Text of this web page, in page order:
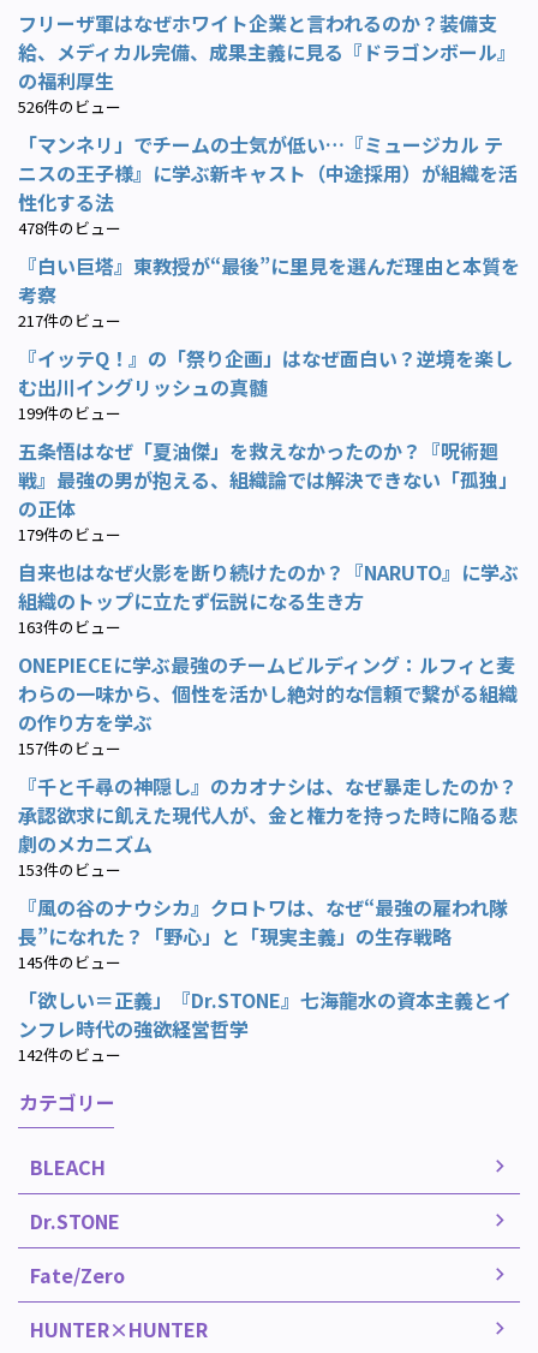
フリーザ軍はなぜホワイト企業と言われるのか？装備支
給、メディカル完備、成果主義に見る『ドラゴンボール』
の福利厚生
526件のビュー
「マンネリ」でチームの士気が低い…『ミュージカル テ
ニスの王子様』に学ぶ新キャスト（中途採用）が組織を活
性化する法
478件のビュー
『白い巨塔』東教授が“最後”に里見を選んだ理由と本質を
考察
217件のビュー
『イッテQ！』の「祭り企画」はなぜ面白い？逆境を楽し
む出川イングリッシュの真髄
199件のビュー
五条悟はなぜ「夏油傑」を救えなかったのか？『呪術廻
戦』最強の男が抱える、組織論では解決できない「孤独」
の正体
179件のビュー
自来也はなぜ火影を断り続けたのか？『NARUTO』に学ぶ
組織のトップに立たず伝説になる生き方
163件のビュー
ONEPIECEに学ぶ最強のチームビルディング：ルフィと麦
わらの一味から、個性を活かし絶対的な信頼で繋がる組織
の作り方を学ぶ
157件のビュー
『千と千尋の神隠し』のカオナシは、なぜ暴走したのか？
承認欲求に飢えた現代人が、金と権力を持った時に陥る悲
劇のメカニズム
153件のビュー
『風の谷のナウシカ』クロトワは、なぜ“最強の雇われ隊
長”になれた？「野心」と「現実主義」の生存戦略
145件のビュー
「欲しい＝正義」『Dr.STONE』七海龍水の資本主義とイ
ンフレ時代の強欲経営哲学
142件のビュー
カテゴリー
BLEACH
Dr.STONE
Fate/Zero
HUNTER×HUNTER